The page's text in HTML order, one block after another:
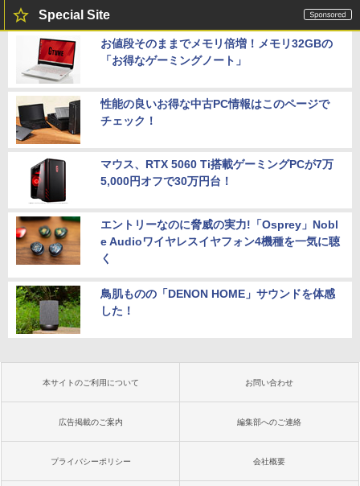
Special Site
お値段そのままでメモリ倍増！メモリ32GBの
「お得なゲーミングノート」
性能の良いお得な中古PC情報はこのページで
チェック！
マウス、RTX 5060 Ti搭載ゲーミングPCが7万
5,000円オフで30万円台！
エントリーなのに脅威の実力!「Osprey」Nobl
e Audioワイヤレスイヤフォン4機種を一気に聴
く
鳥肌ものの「DENON HOME」サウンドを体感
した！
本サイトのご利用について お問い合わせ
広告掲載のご案内 編集部へのご連絡
プライバシーポリシー 会社概要